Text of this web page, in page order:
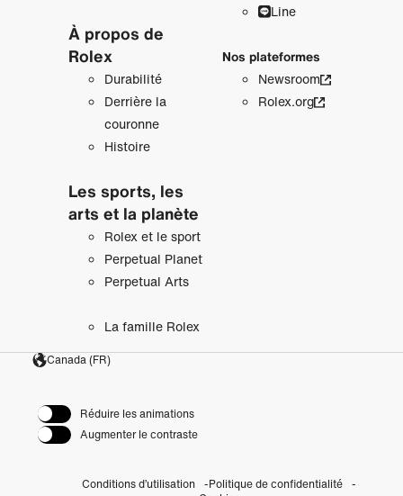
À propos de
Rolex
Durabilité
Derrière la
couronne
Histoire
Les sports, les
arts et la planète
Rolex et le sport
Perpetual Planet
Perpetual Arts
La famille Rolex
Line
Nos plateformes
Newsroom
Rolex.org
Canada (FR)
Réduire les animations
Augmenter le contraste
Conditions d’utilisation
Politique de confidentialité